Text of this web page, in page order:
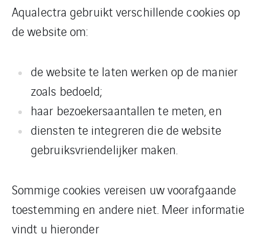
Aqualectra gebruikt verschillende cookies op
de website om:
de website te laten werken op de manier
zoals bedoeld;
haar bezoekersaantallen te meten, en
diensten te integreren die de website
gebruiksvriendelijker maken.
Sommige cookies vereisen uw voorafgaande
toestemming en andere niet. Meer informatie
vindt u hieronder